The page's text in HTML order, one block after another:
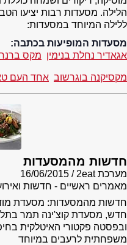
הלילה. מסעדות רבות יציעו
ללילה המיוחד במסעדות:
מסעדות המופיעות בכתבה:
אגאדיר נחלת בנימין מקס
מקסיקנה בוגרשוב אחד העם
חדשות מהמסעדות
מערכת 2eat
16/06/2015
מאמרים ראשיים - חדשות
חדשות מהמסעדות: מסעדת
חדש, מסעדת קוצ'ינה תמר
ובפסטה פקטורי האיטלקית
משפחתית לרעבים במיוחד